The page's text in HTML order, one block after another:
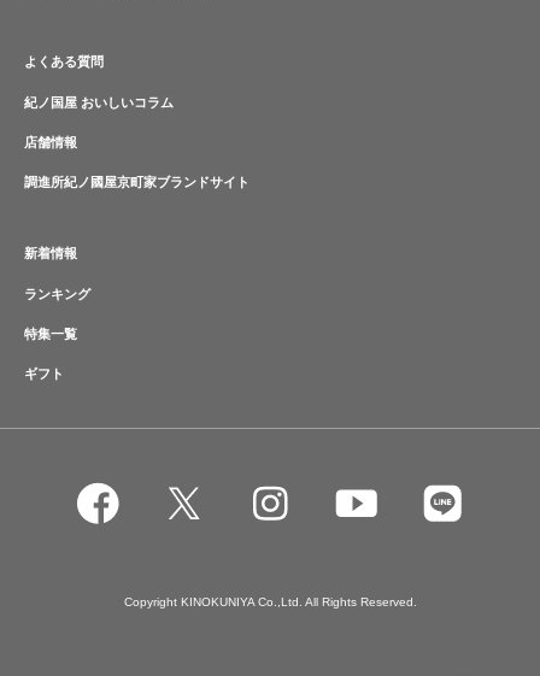
よくある質問
紀ノ国屋 おいしいコラム
店舗情報
調進所紀ノ國屋京町家ブランドサイト
新着情報
ランキング
特集一覧
ギフト
Copyright KINOKUNIYA Co.,Ltd. All Rights Reserved.